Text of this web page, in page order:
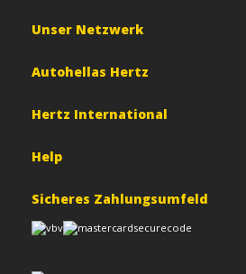
Unser Netzwerk
Autohellas Hertz
Hertz International
Help
Sicheres Zahlungsumfeld